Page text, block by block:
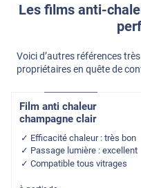
Les films anti-
Voici d’autres références
propriétaires en quête de
Film anti chaleur
champagne clair
Efficacité chaleur : très bon
Passage lumière : excellent
Compatible tous vitrages